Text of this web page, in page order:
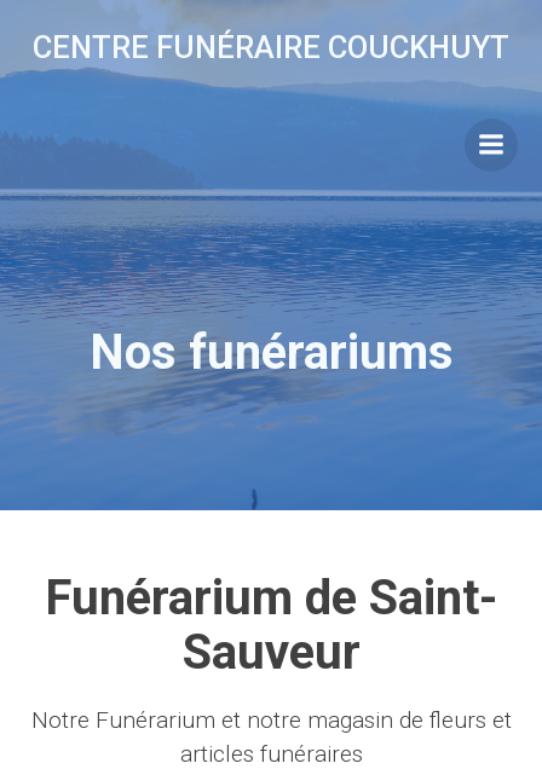
au
CENTRE FUNÉRAIRE COUCKHUYT
Nos funérariums
Funérarium de Saint-
Sauveur
Notre Funérarium et notre magasin de fleurs et
articles funéraires